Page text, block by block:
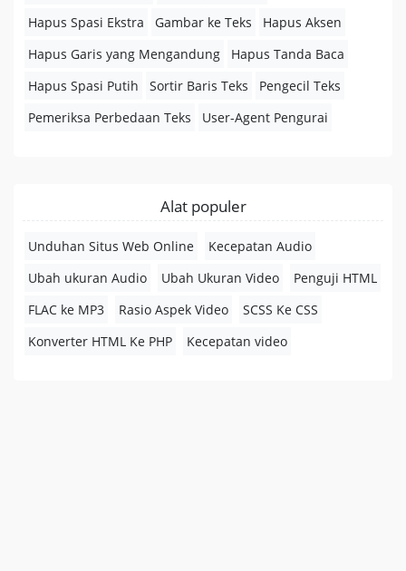
Hapus Spasi Ekstra
Gambar ke Teks
Hapus Aksen
Hapus Garis yang Mengandung
Hapus Tanda Baca
Hapus Spasi Putih
Sortir Baris Teks
Pengecil Teks
Pemeriksa Perbedaan Teks
User-Agent Pengurai
Alat populer
Unduhan Situs Web Online
Kecepatan Audio
Ubah ukuran Audio
Ubah Ukuran Video
Penguji HTML
FLAC ke MP3
Rasio Aspek Video
SCSS Ke CSS
Konverter HTML Ke PHP
Kecepatan video